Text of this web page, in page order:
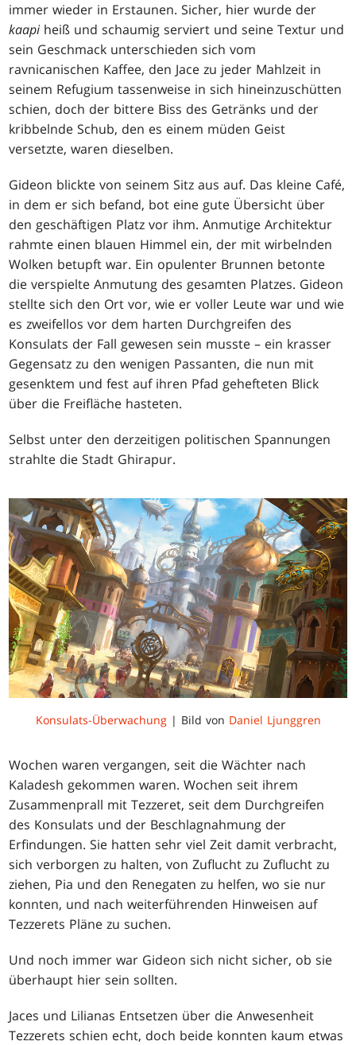
immer wieder in Erstaunen. Sicher, hier wurde der
kaapi heiß und schaumig serviert und seine Textur und
sein Geschmack unterschieden sich vom
ravnicanischen Kaffee, den Jace zu jeder Mahlzeit in
seinem Refugium tassenweise in sich hineinzuschütten
schien, doch der bittere Biss des Getränks und der
kribbelnde Schub, den es einem müden Geist
versetzte, waren dieselben.
Gideon blickte von seinem Sitz aus auf. Das kleine Café,
in dem er sich befand, bot eine gute Übersicht über
den geschäftigen Platz vor ihm. Anmutige Architektur
rahmte einen blauen Himmel ein, der mit wirbelnden
Wolken betupft war. Ein opulenter Brunnen betonte
die verspielte Anmutung des gesamten Platzes. Gideon
stellte sich den Ort vor, wie er voller Leute war und wie
es zweifellos vor dem harten Durchgreifen des
Konsulats der Fall gewesen sein musste – ein krasser
Gegensatz zu den wenigen Passanten, die nun mit
gesenktem und fest auf ihren Pfad gehefteten Blick
über die Freifläche hasteten.
Selbst unter den derzeitigen politischen Spannungen
strahlte die Stadt Ghirapur.
Konsulats-Überwachung| Bild von Daniel Ljunggren
Wochen waren vergangen, seit die Wächter nach
Kaladesh gekommen waren. Wochen seit ihrem
Zusammenprall mit Tezzeret, seit dem Durchgreifen
des Konsulats und der Beschlagnahmung der
Erfindungen. Sie hatten sehr viel Zeit damit verbracht,
sich verborgen zu halten, von Zuflucht zu Zuflucht zu
ziehen, Pia und den Renegaten zu helfen, wo sie nur
konnten, und nach weiterführenden Hinweisen auf
Tezzerets Pläne zu suchen.
Und noch immer war Gideon sich nicht sicher, ob sie
überhaupt hier sein sollten.
Jaces und Lilianas Entsetzen über die Anwesenheit
Tezzerets schien echt, doch beide konnten kaum etwas